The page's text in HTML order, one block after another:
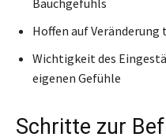
Hoffen auf
Wichtigkeit des
eigenen Gefühle
Schritte zur